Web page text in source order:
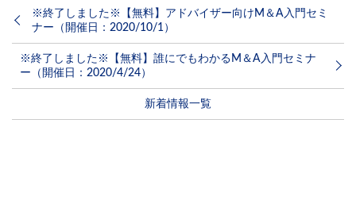
※終了しました※【無料】アドバイザー向けM＆A入門セミ
ナー（開催日：2020/10/1）
※終了しました※【無料】誰にでもわかるM＆A入門セミナ
ー（開催日：2020/4/24）
新着情報一覧